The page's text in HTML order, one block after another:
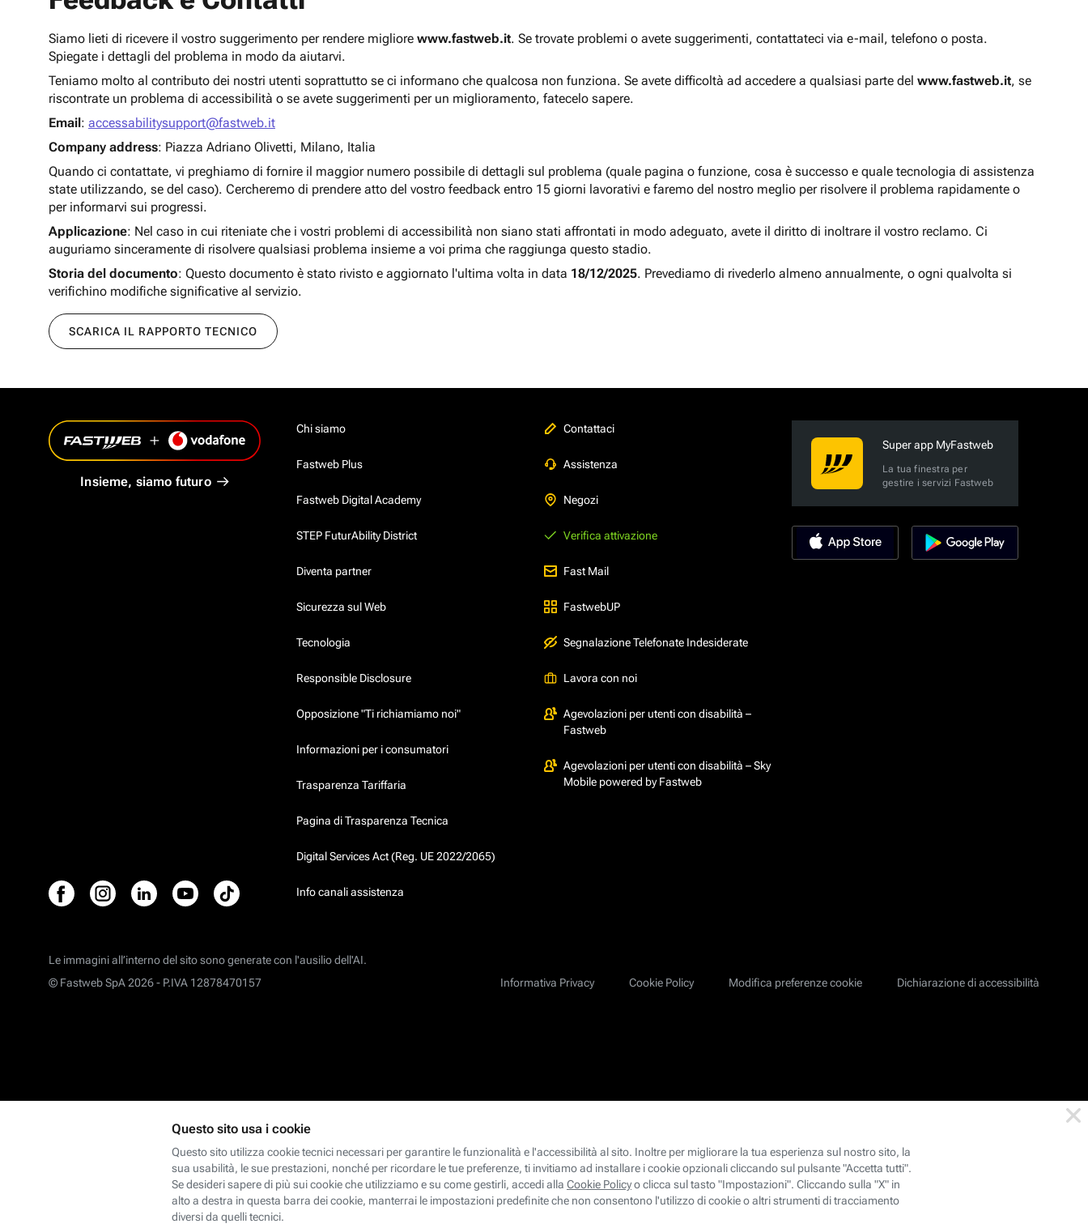
Siamo lieti di ricevere il vostro suggerimento per rendere migliore www.fastweb.it. Se trovate problemi o avete suggerimenti, contattateci via e-mail, telefono o posta.
Spiegate i dettagli del problema in modo da aiutarvi.
Teniamo molto al contributo dei nostri utenti soprattutto se ci informano che qualcosa non funziona. Se avete difficoltà ad accedere a qualsiasi parte del www.fastweb.it, se
riscontrate un problema di accessibilità o se avete suggerimenti per un miglioramento, fatecelo sapere.
Email: accessabilitysupport@fastweb.it
Company address: Piazza Adriano Olivetti, Milano, Italia
Quando ci contattate, vi preghiamo di fornire il maggior numero possibile di dettagli sul problema (quale pagina o funzione, cosa è successo e quale tecnologia di assistenza
state utilizzando, se del caso). Cercheremo di prendere atto del vostro feedback entro 15 giorni lavorativi e faremo del nostro meglio per risolvere il problema rapidamente o
per informarvi sui progressi.
Applicazione: Nel caso in cui riteniate che i vostri problemi di accessibilità non siano stati affrontati in modo adeguato, avete il diritto di inoltrare il vostro reclamo. Ci
auguriamo sinceramente di risolvere qualsiasi problema insieme a voi prima che raggiunga questo stadio.
Storia del documento: Questo documento è stato rivisto e aggiornato l'ultima volta in data 18/12/2025. Prevediamo di rivederlo almeno annualmente, o ogni qualvolta si
verifichino modifiche significative al servizio.
SCARICA IL RAPPORTO TECNICO
Insieme, siamo futuro
Chi siamo
Fastweb Plus
Fastweb Digital Academy
STEP FuturAbility District
Diventa partner
Sicurezza sul Web
Tecnologia
Responsible Disclosure
Opposizione "Ti richiamiamo noi"
Informazioni per i consumatori
Trasparenza Tariffaria
Pagina di Trasparenza Tecnica
Digital Services Act (Reg. UE 2022/2065)
Info canali assistenza
Contattaci
Assistenza
Negozi
Verifica attivazione
Fast Mail
FastwebUP
Segnalazione Telefonate Indesiderate
Lavora con noi
Agevolazioni per utenti con disabilità –
Fastweb
Agevolazioni per utenti con disabilità – Sky
Mobile powered by Fastweb
Super app MyFastweb
La tua finestra per
gestire i servizi Fastweb
Le immagini all’interno del sito sono generate con l'ausilio dell'AI.
Informativa Privacy
Cookie Policy Modifica preferenze cookie Dichiarazione di accessibilità
© Fastweb SpA 2026 - P.IVA 12878470157